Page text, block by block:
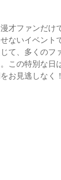
才ファンだけ
ないイベント
て、多くのフ
この特別な日
お見逃しなく！